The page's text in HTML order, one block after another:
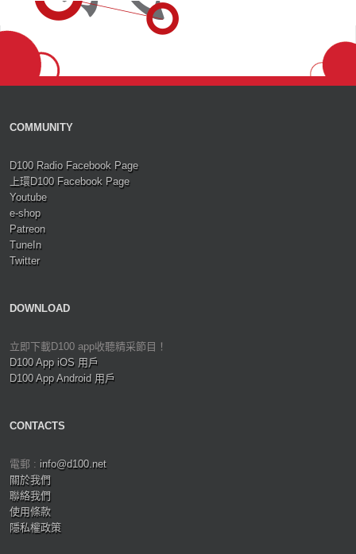
COMMUNITY
D100 Radio Facebook Page
上環D100 Facebook Page
Youtube
e-shop
Patreon
TuneIn
Twitter
DOWNLOAD
立即下載D100 app收聽精采節目！
D100 App iOS 用戶
D100 App Android 用戶
CONTACTS
電郵 : info@d100.net
關於我們
聯絡我們
使用條款
隱私權政策